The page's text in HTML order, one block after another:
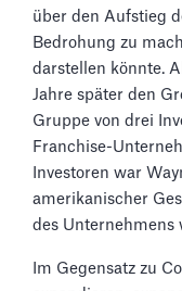
über den Aufstieg
Bedrohung zu
darstellen könnte.
Jahre später den
Gruppe von drei
Franchise-
Investoren war
amerikanischer
des Unternehmens
Im Gegensatz zu